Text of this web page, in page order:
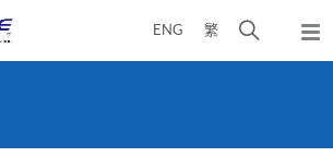
ENG 繁
开
弹
出